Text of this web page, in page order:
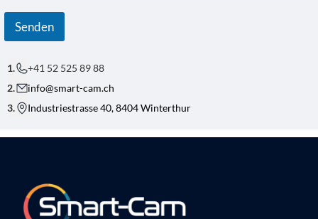
S
T
E
F
F
Senden
+41 52 525 89 88
info@smart-cam.ch
Industriestrasse 40, 8404 Winterthur